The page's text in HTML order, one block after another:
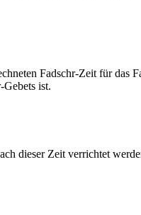
Fadschr-Zeit für das
ist.
dieser Zeit verrichtet